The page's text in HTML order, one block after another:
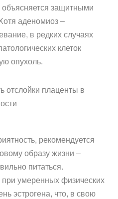
объясняется защитными
аденомиоз –
в редких случаях
клеток
опухоль.
отслойки плаценты в
рекомендуется
образу жизни –
питаться.
при умеренных физических
эстрогена, что, в свою